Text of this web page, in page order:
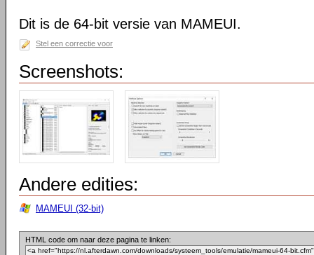
Dit is de 64-bit versie van MAMEUI.
Stel een correctie voor
Screenshots:
Andere edities:
MAMEUI (32-bit)
HTML code om naar deze pagina te linken: